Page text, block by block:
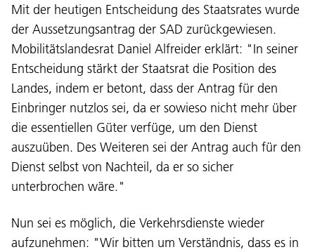
Mit der heutigen Entscheidung des Staatsrates wurde
der Aussetzungsantrag der SAD zurückgewiesen.
Mobilitätslandesrat Daniel Alfreider erklärt: "In seiner
Entscheidung stärkt der Staatsrat die Position des
Landes, indem er betont, dass der Antrag für den
Einbringer nutzlos sei, da er sowieso nicht mehr über
die essentiellen Güter verfüge, um den Dienst
auszuüben. Des Weiteren sei der Antrag auch für den
Dienst selbst von Nachteil, da er so sicher
unterbrochen wäre."
Nun sei es möglich, die Verkehrsdienste wieder
aufzunehmen: "Wir bitten um Verständnis, dass es in